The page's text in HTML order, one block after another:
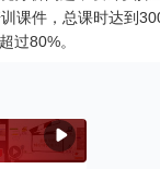
课件，总课时达到
过80%。
